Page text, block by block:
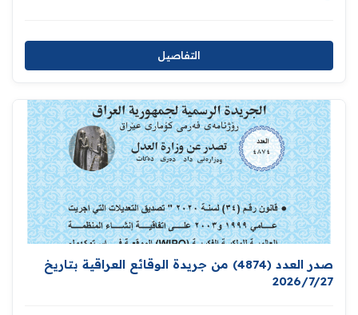
التفاصيل
صدر العدد (4874) من جريدة الوقائع العراقية بتاريخ
2026/7/27